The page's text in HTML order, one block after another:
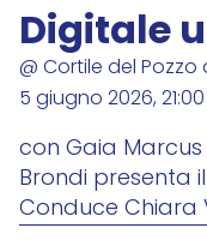
Digitale
@ Cortile del
5 giugno 2026, 21:00
con Gaia
Brondi presenta
Conduce Chiara